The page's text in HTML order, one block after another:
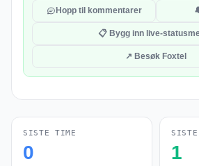
Hopp til kommentarer
📋 Bygg inn live-
↗ Besøk Foxtel
SISTE TIME
0 1